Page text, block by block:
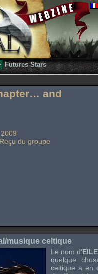
Futures Stars
and
du groupe
musique celtique
Le nom d’
quelque
celtique a en